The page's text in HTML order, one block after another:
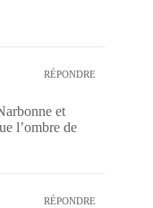
RÉPONDRE
et
l’ombre de
RÉPONDRE